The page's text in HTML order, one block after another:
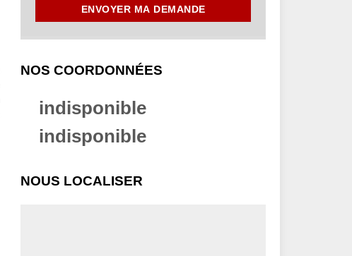
NOS COORDONNÉES
indisponible
indisponible
NOUS LOCALISER